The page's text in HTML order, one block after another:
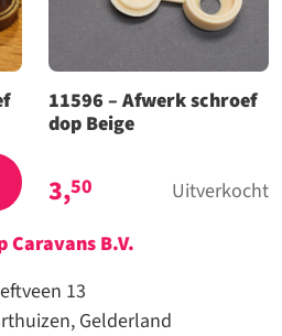
11596 – Afwerk schroef
dop Beige
3,50
Uitverkocht
Caravans B.V.
13
Gelderland